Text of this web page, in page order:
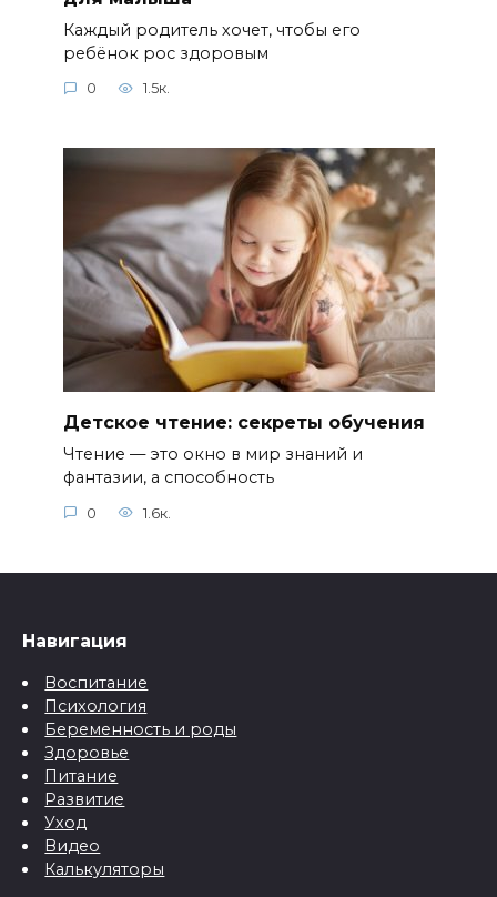
Каждый родитель хочет, чтобы его
ребёнок рос здоровым
0 1.5к.
Детское чтение: секреты обучения
Чтение — это окно в мир знаний и
фантазии, а способность
0 1.6к.
Навигация
Воспитание
Психология
Беременность и роды
Здоровье
Питание
Развитие
Уход
Видео
Калькуляторы